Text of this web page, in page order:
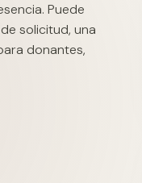
Puede
solicitud, una
donantes,